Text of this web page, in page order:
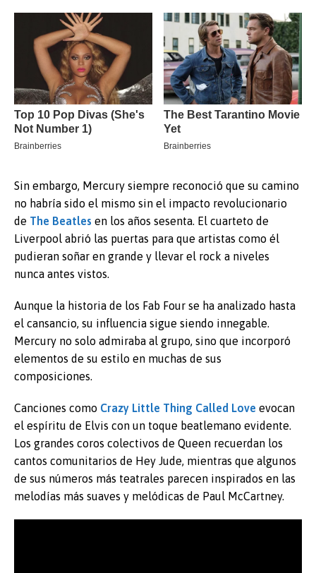
Sin embargo, Mercury siempre reconoció que su camino
no habría sido el mismo sin el impacto revolucionario
de The Beatles en los años sesenta. El cuarteto de
Liverpool abrió las puertas para que artistas como él
pudieran soñar en grande y llevar el rock a niveles
nunca antes vistos.
Aunque la historia de los Fab Four se ha analizado hasta
el cansancio, su influencia sigue siendo innegable.
Mercury no solo admiraba al grupo, sino que incorporó
elementos de su estilo en muchas de sus
composiciones.
Canciones como Crazy Little Thing Called Love evocan
el espíritu de Elvis con un toque beatlemano evidente.
Los grandes coros colectivos de Queen recuerdan los
cantos comunitarios de Hey Jude, mientras que algunos
de sus números más teatrales parecen inspirados en las
melodías más suaves y melódicas de Paul McCartney.